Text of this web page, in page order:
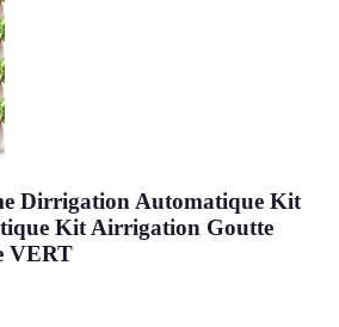
Dirrigation Automatique Kit
Kit Airrigation Goutte
VERT